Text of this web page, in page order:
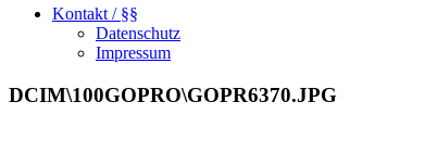
Kontakt / §§
Datenschutz
Impressum
DCIM\100GOPRO\GOPR6370.JPG